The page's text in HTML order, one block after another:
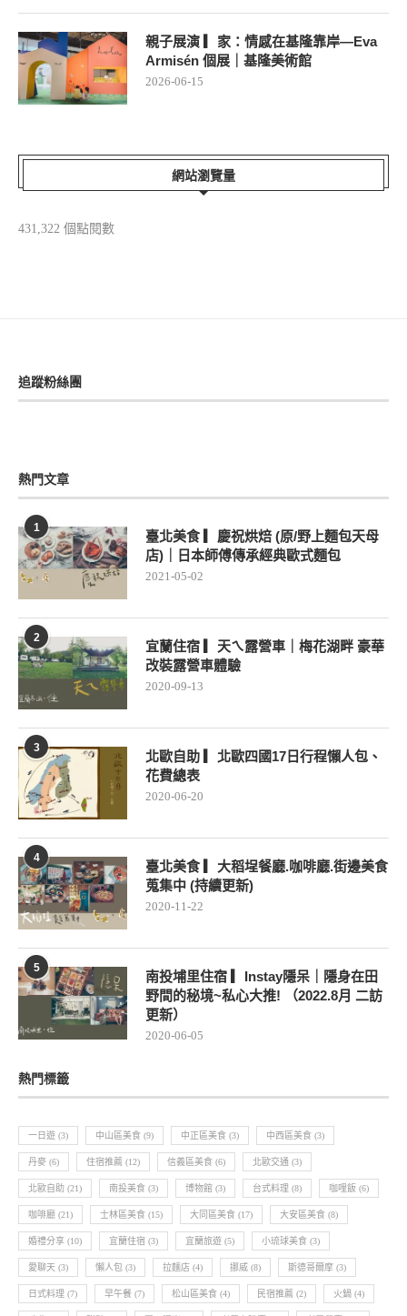
親子展演 ▎家：情感在基隆靠岸—Eva
Armisén 個展｜基隆美術館
2026-06-15
網站瀏覽量
431,322 個點閱數
追蹤粉絲團
熱門文章
1
臺北美食 ▎慶祝烘焙 (原/野上麵包天母
店)｜日本師傅傳承經典歐式麵包
2021-05-02
2
宜蘭住宿 ▎天ㄟ露營車｜梅花湖畔 豪華
改裝露營車體驗
2020-09-13
3
北歐自助 ▎北歐四國17日行程懶人包、
花費總表
2020-06-20
4
臺北美食 ▎大稻埕餐廳.咖啡廳.街邊美食
蒐集中 (持續更新)
2020-11-22
5
南投埔里住宿 ▎Instay隱呆｜隱身在田
野間的秘境~私心大推! （2022.8月 二訪
更新）
2020-06-05
熱門標籤
一日遊 (3) 中山區美食 (9) 中正區美食 (3) 中西區美食 (3)
丹麥 (6) 住宿推薦 (12) 信義區美食 (6) 北歐交通 (3)
北歐自助 (21) 南投美食 (3) 博物館 (3) 台式料理 (8) 咖哩飯 (6)
咖啡廳 (21) 士林區美食 (15) 大同區美食 (17) 大安區美食 (8)
婚禮分享 (10) 宜蘭住宿 (3) 宜蘭旅遊 (5) 小琉球美食 (3)
愛聊天 (3) 懶人包 (3) 拉麵店 (4) 挪威 (8) 斯德哥爾摩 (3)
日式料理 (7) 早午餐 (7) 松山區美食 (4) 民宿推薦 (2) 火鍋 (4)